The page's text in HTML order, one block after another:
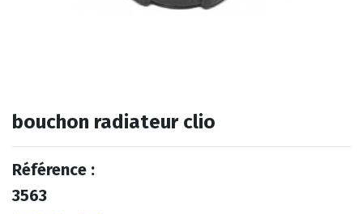
bouchon radiateur clio
Référence :
3563